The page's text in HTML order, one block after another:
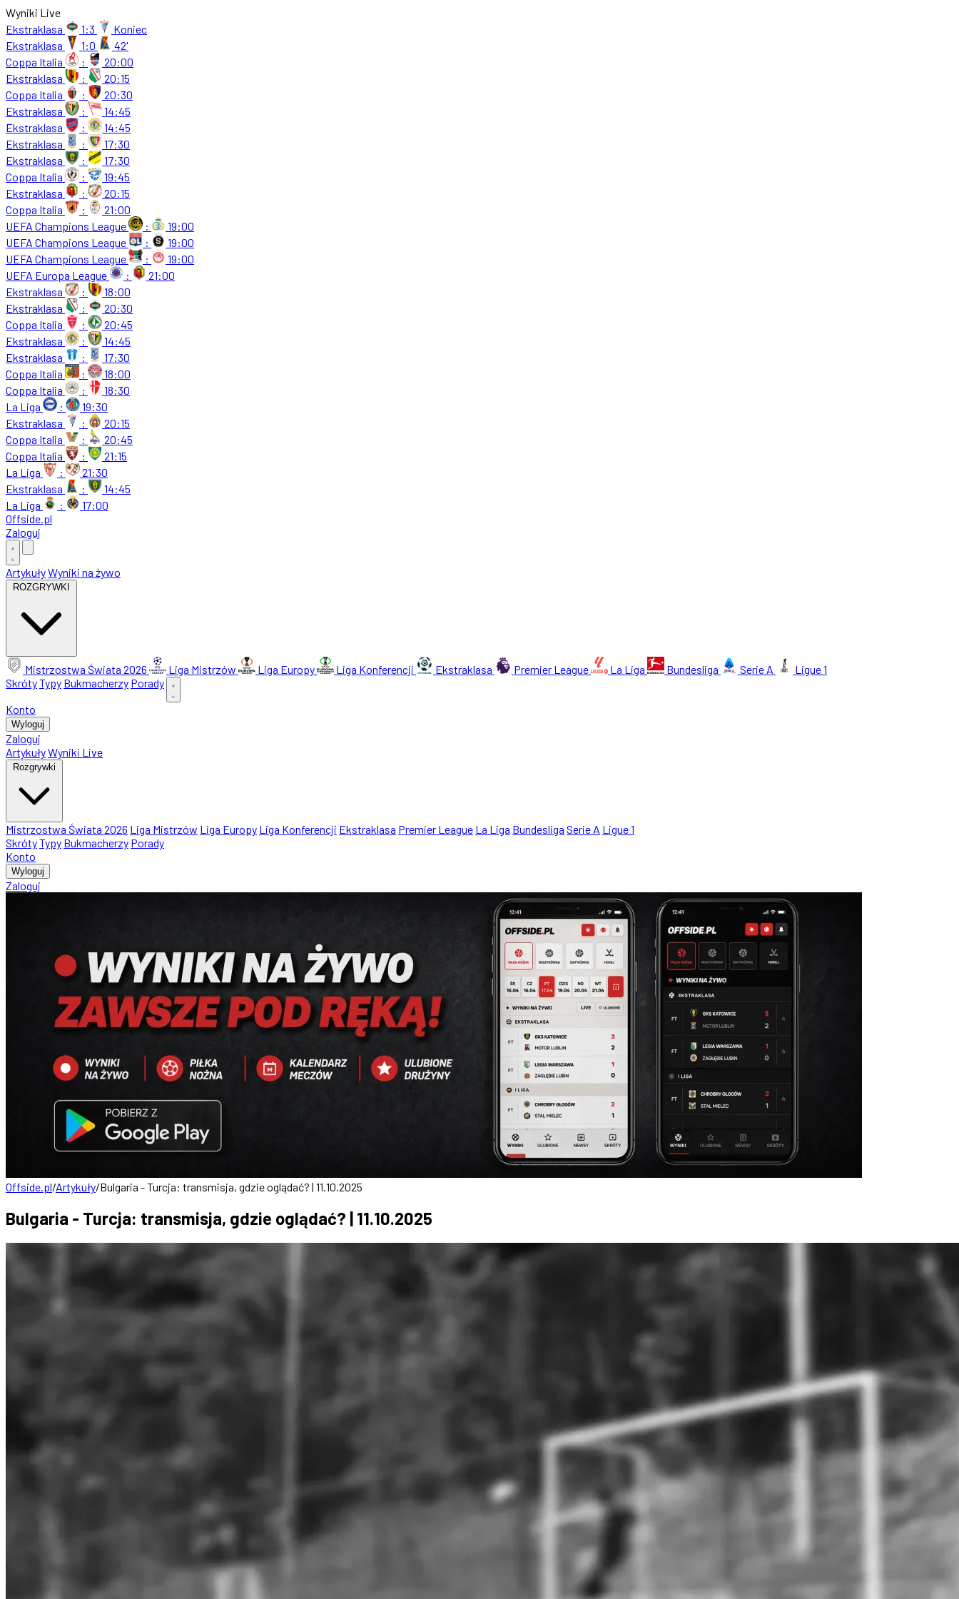
Wyniki Live
Ekstraklasa
1:3
Koniec
Ekstraklasa
1:0
42'
Coppa Italia
:
20:00
Ekstraklasa
:
20:15
Coppa Italia
:
20:30
Ekstraklasa
:
14:45
Ekstraklasa
:
14:45
Ekstraklasa
:
17:30
Ekstraklasa
:
17:30
Coppa Italia
:
19:45
Ekstraklasa
:
20:15
Coppa Italia
:
21:00
UEFA Champions League
:
19:00
UEFA Champions League
:
19:00
UEFA Champions League
:
19:00
UEFA Europa League
:
21:00
Ekstraklasa
:
18:00
Ekstraklasa
:
20:30
Coppa Italia
:
20:45
Ekstraklasa
:
14:45
Ekstraklasa
:
17:30
Coppa Italia
:
18:00
Coppa Italia
:
18:30
La Liga
:
19:30
Ekstraklasa
:
20:15
Coppa Italia
:
20:45
Coppa Italia
:
21:15
La Liga
:
21:30
Ekstraklasa
:
14:45
La Liga
:
17:00
Offside.pl
Zaloguj
ArtykułyWyniki na żywo
ROZGRYWKI
Mistrzostwa Świata 2026 Liga Mistrzów Liga Europy Liga Konferencji Ekstraklasa Premier League La Liga Bundesliga Serie A
Ligue 1
SkrótyTypy Bukmacherzy Porady
Konto
Wyloguj
Zaloguj
ArtykułyWyniki Live
Rozgrywki
Mistrzostwa Świata 2026 Liga Mistrzów Liga Europy Liga Konferencji Ekstraklasa Premier League La Liga Bundesliga Serie A Ligue 1
SkrótyTypy Bukmacherzy Porady
Konto
Wyloguj
Zaloguj
Offside.pl/Artykuły/Bulgaria - Turcja: transmisja, gdzie oglądać? | 11.10.2025
Bulgaria - Turcja: transmisja, gdzie oglądać? | 11.10.2025